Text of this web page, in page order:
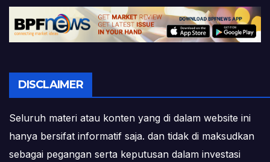
DISCLAIMER
Seluruh materi atau konten yang di dalam website ini
hanya bersifat informatif saja. dan tidak di maksudkan
sebagai pegangan serta keputusan dalam investasi